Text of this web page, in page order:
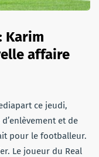
Karim
affaire
ce jeudi,
et de
pour le footballeur.
Le joueur du Real